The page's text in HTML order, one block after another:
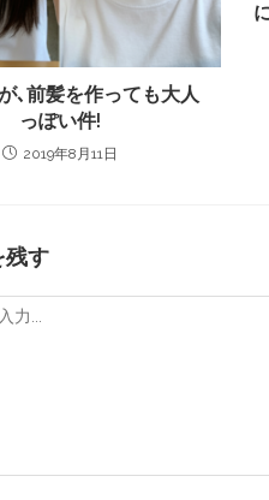
､前髪を作っても大人
っぽい件!
2019年8月11日
残す